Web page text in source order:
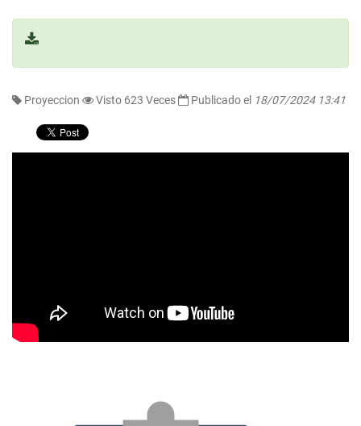
Proyeccion Visto 623 Veces Publicado el 18/07/2024 13:41